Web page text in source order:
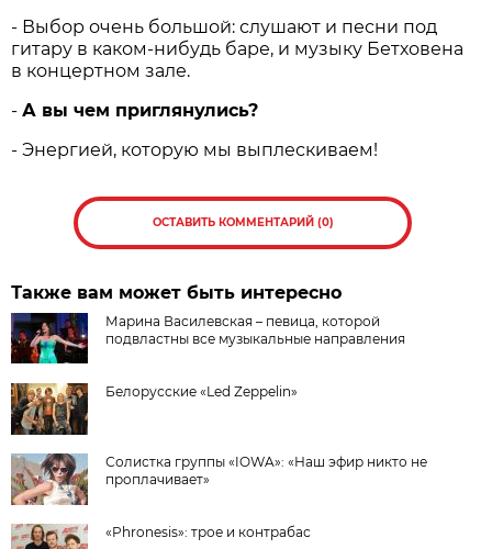
- Выбор очень большой: слушают и песни под
гитару в каком-нибудь баре, и музыку Бетховена
в концертном зале.
-А вы чем приглянулись?
- Энергией, которую мы выплескиваем!
ОСТАВИТЬ КОММЕНТАРИЙ (0)
Также вам может быть интересно
Марина Василевская – певица, которой
подвластны все музыкальные направления
Белорусские «Led Zeppelin»
Солистка группы «IOWA»: «Наш эфир никто не
проплачивает»
«Phronesis»: трое и контрабас